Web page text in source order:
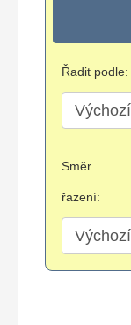
Řadit podle:
Směr
řazení: